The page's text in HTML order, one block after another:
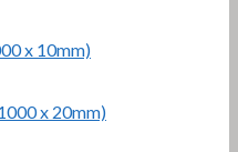
x 10mm)